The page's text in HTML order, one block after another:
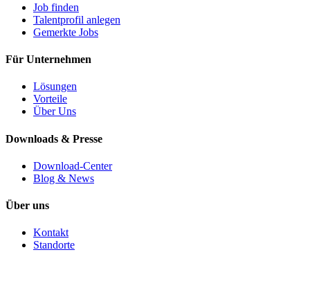
Job finden
Talentprofil anlegen
Gemerkte Jobs
Für Unternehmen
Lösungen
Vorteile
Über Uns
Downloads & Presse
Download-Center
Blog & News
Über uns
Kontakt
Standorte